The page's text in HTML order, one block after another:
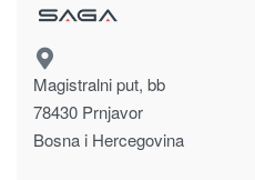
Magistralni put, bb
78430 Prnjavor
Bosna i Hercegovina